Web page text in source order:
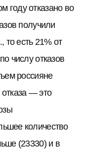
году отказано во
получили
то есть 21% от
числу отказов
россияне
— это
количество
(23330) и в